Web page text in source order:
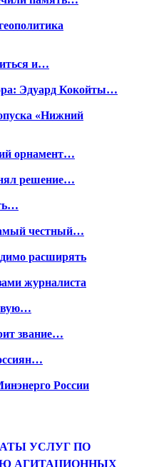
и…
Эдуард Кокойты…
«Нижний
орнамент…
решение…
честный…
расширять
журналиста
звание…
России
УСЛУГ ПО
АГИТАЦИОННЫХ